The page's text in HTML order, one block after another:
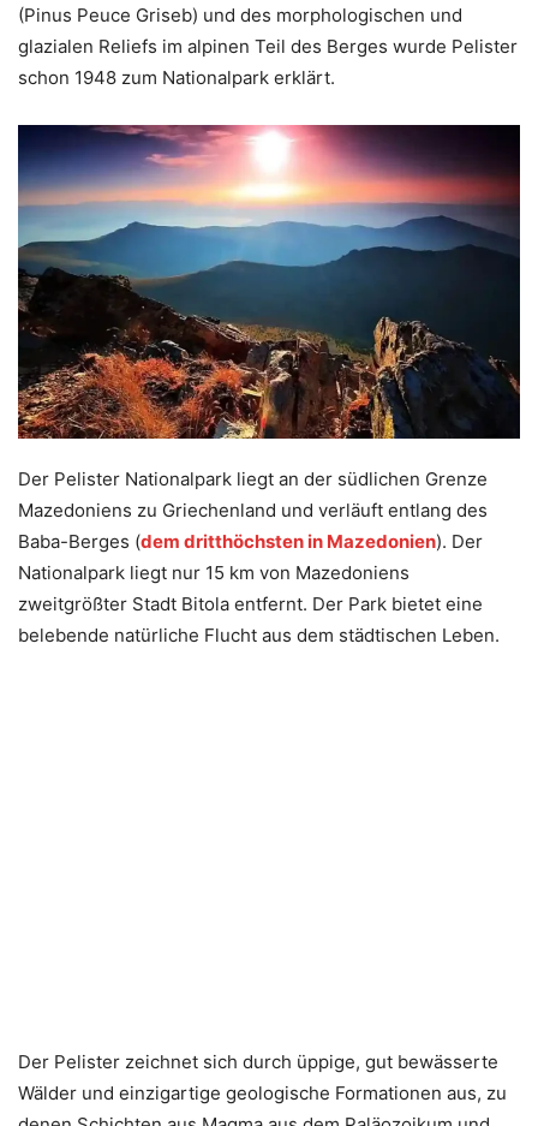
(Pinus Peuce Griseb) und des morphologischen und
glazialen Reliefs im alpinen Teil des Berges wurde Pelister
schon 1948 zum Nationalpark erklärt.
Der Pelister Nationalpark liegt an der südlichen Grenze
Mazedoniens zu Griechenland und verläuft entlang des
Baba-Berges (dem dritthöchsten in Mazedonien). Der
Nationalpark liegt nur 15 km von Mazedoniens
zweitgrößter Stadt Bitola entfernt. Der Park bietet eine
belebende natürliche Flucht aus dem städtischen Leben.
Der Pelister zeichnet sich durch üppige, gut bewässerte
Wälder und einzigartige geologische Formationen aus, zu